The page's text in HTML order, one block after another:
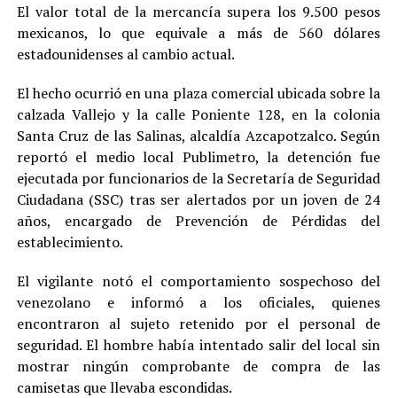
El valor total de la mercancía supera los 9.500 pesos
mexicanos, lo que equivale a más de 560 dólares
estadounidenses al cambio actual.
El hecho ocurrió en una plaza comercial ubicada sobre la
calzada Vallejo y la calle Poniente 128, en la colonia
Santa Cruz de las Salinas, alcaldía Azcapotzalco. Según
reportó el medio local Publimetro, la detención fue
ejecutada por funcionarios de la Secretaría de Seguridad
Ciudadana (SSC) tras ser alertados por un joven de 24
años, encargado de Prevención de Pérdidas del
establecimiento.
El vigilante notó el comportamiento sospechoso del
venezolano e informó a los oficiales, quienes
encontraron al sujeto retenido por el personal de
seguridad. El hombre había intentado salir del local sin
mostrar ningún comprobante de compra de las
camisetas que llevaba escondidas.